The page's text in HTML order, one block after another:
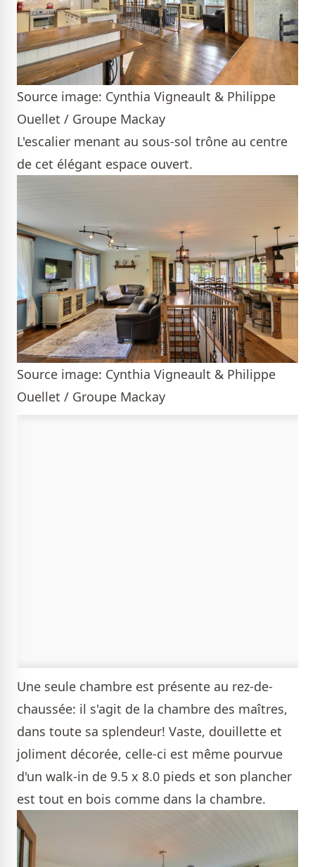
Source image: Cynthia Vigneault & Philippe
Ouellet / Groupe Mackay
L'escalier menant au sous-sol trône au centre
de cet élégant espace ouvert.
Source image: Cynthia Vigneault & Philippe
Ouellet / Groupe Mackay
Une seule chambre est présente au rez-de-
chaussée: il s'agit de la chambre des maîtres,
dans toute sa splendeur! Vaste, douillette et
joliment décorée, celle-ci est même pourvue
d'un walk-in de 9.5 x 8.0 pieds et son plancher
est tout en bois comme dans la chambre.